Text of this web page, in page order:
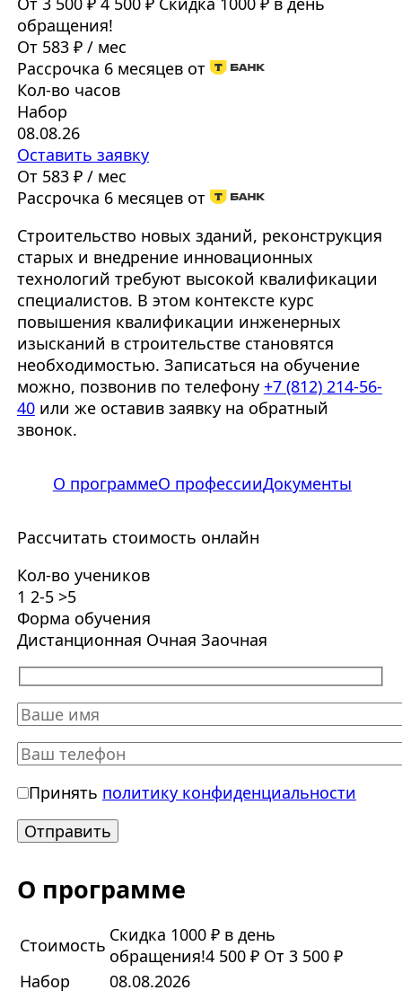
обращения!
От 583 ₽ / мес
Рассрочка 6 месяцев от
Кол-во часов
Набор
08.08.26
Оставить заявку
От 583 ₽ / мес
Рассрочка 6 месяцев от
Строительство новых зданий, реконструкция
старых и внедрение инновационных
технологий требуют высокой квалификации
специалистов. В этом контексте курс
повышения квалификации инженерных
изысканий в строительстве становятся
необходимостью. Записаться на обучение
можно, позвонив по телефону +7 (812) 214-56-
40или же оставив заявку на обратный
звонок.
О программеО профессииДокументы
Рассчитать стоимость онлайн
Кол-во учеников
1 2-5 >5
Форма обучения
Дистанционная Очная Заочная
Принять политику конфиденциальности
О программе
Стоимость Скидка 1000 ₽ в день
обращения!4 500 ₽ От 3 500 ₽
Набор
08.08.2026